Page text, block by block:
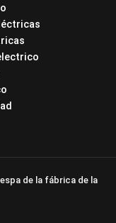
de la fábrica de la